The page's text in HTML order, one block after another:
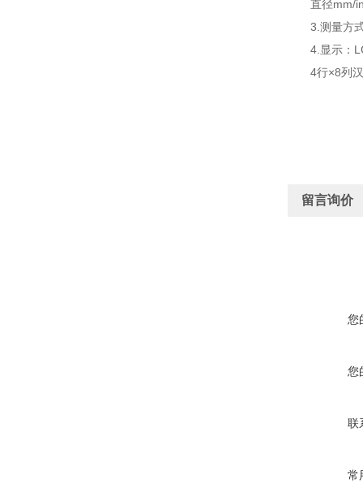
直径mm/
3.测量方式
4.显示：
4行×8列汉
留言询价
您
您
联
常